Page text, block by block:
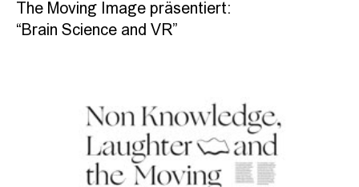
The Moving Image präsentiert:
“Brain Science and VR”